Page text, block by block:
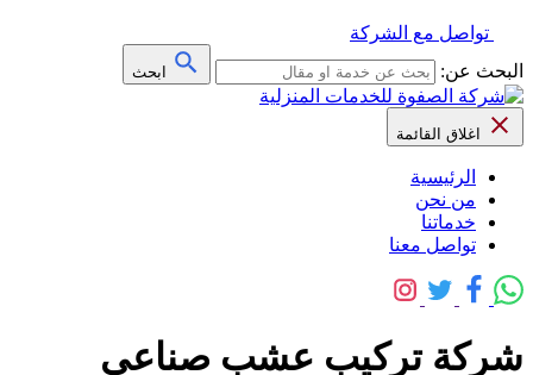
تواصل مع الشركة
البحث عن:
ابحث
اغلاق القائمة
الرئيسية
من نحن
خدماتنا
تواصل معنا
شركة تركيب عشب صناعي